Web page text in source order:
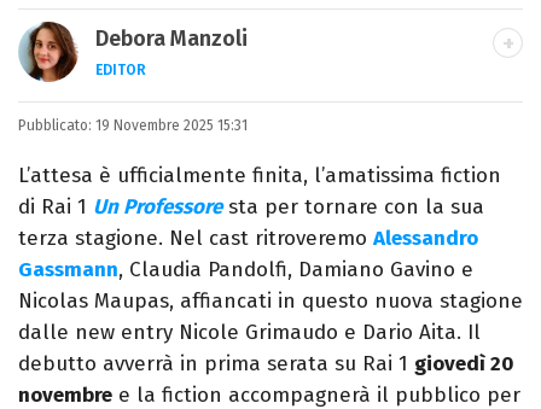
Debora Manzoli
EDITOR
LINKEDIN
INSTAGRAM FACEBOOK SITO
Scrittrice, copywriter, editor e pubblicista
mantovana, laureata in Lettere, Cinema e
Tv. Ha due libri all’attivo e ama la scrittura
alla follia.
Pubblicato: 19 Novembre 2025 15:31
L’attesa è ufficialmente finita, l’amatissima fiction
di Rai 1 Un Professoresta per tornare con la sua
terza stagione. Nel cast ritroveremo Alessandro
Gassmann, Claudia Pandolfi, Damiano Gavino e
Nicolas Maupas, affiancati in questo nuova stagione
dalle new entry Nicole Grimaudo e Dario Aita. Il
debutto avverrà in prima serata su Rai 1 giovedì 20
novembre e la fiction accompagnerà il pubblico per